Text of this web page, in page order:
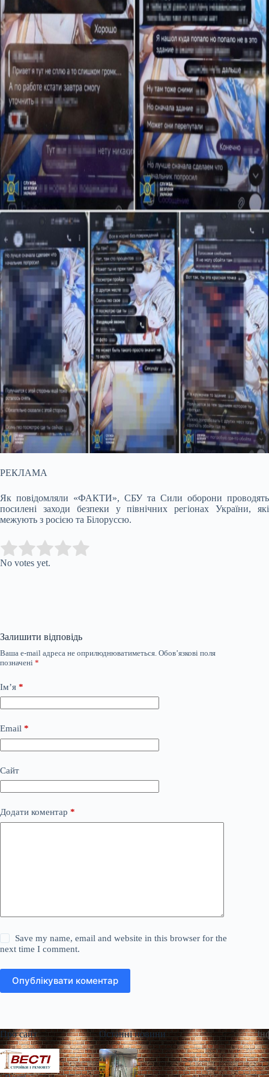
РЕКЛАМА
Як повідомляли «ФАКТИ», СБУ та Сили оборони проводять
посилені заходи безпеки у північних регіонах України, які
межують з росією та Білоруссю.
Rate this item:
No votes yet.
Залишити відповідь
Ваша e-mail адреса не оприлюднюватиметься. Обов’язкові поля
позначені *
Ім’я *
Email *
Сайт
Додати коментар *
Save my name, email and website in this browser for the
next time I comment.
Опублікувати коментар
Про сайт Останні новини